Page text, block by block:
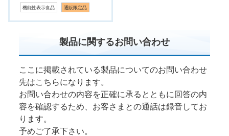
機能性表示食品 通販限定品
製品に関するお問い合わせ
ここに掲載されている製品についてのお問い合わせ
先はこちらになります。
お問い合わせの内容を正確に承るとともに回答の内
容を確認するため、お客さまとの通話は録音してお
ります。
予めご了承下さい。